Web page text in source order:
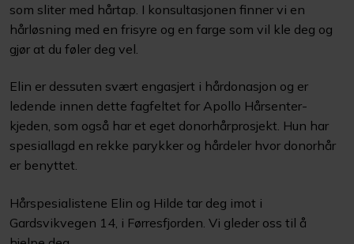
som sliter med hårtap. I konsultasjonen finner vi en
hårløsning med en frisyre og en farge som vil kle deg og
gjør at du føler deg vel.
Elin er dessuten svært engasjert i hårdonasjon og er
ledende innen dette fagfeltet for Apollo Hårsenter-
kjeden, som også har et eget donorhårprosjekt. Hun har
spesiallagd en rekke parykker og hårdeler hvor donorhår
er benyttet.
Hårspesialistene Elin og Hilde tar deg imot i
Gardsvikvegen 14, i Førresfjorden. Vi gleder oss til å